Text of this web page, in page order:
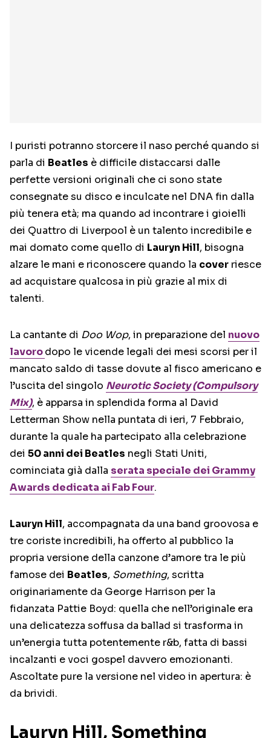
I puristi potranno storcere il naso perché quando si
parla di Beatles è difficile distaccarsi dalle
perfette versioni originali che ci sono state
consegnate su disco e inculcate nel DNA fin dalla
più tenera età; ma quando ad incontrare i gioielli
dei Quattro di Liverpool è un talento incredibile e
mai domato come quello di Lauryn Hill, bisogna
alzare le mani e riconoscere quando la cover riesce
ad acquistare qualcosa in più grazie al mix di
talenti.
La cantante di Doo Wop, in preparazione del nuovo
lavorodopo le vicende legali dei mesi scorsi per il
mancato saldo di tasse dovute al fisco americano e
l’uscita del singolo Neurotic Society (Compulsory
Mix), è apparsa in splendida forma al David
Letterman Show nella puntata di ieri, 7 Febbraio,
durante la quale ha partecipato alla celebrazione
dei 50 anni dei Beatles negli Stati Uniti,
cominciata già dalla serata speciale dei Grammy
Awards dedicata ai Fab Four.
Lauryn Hill, accompagnata da una band groovosa e
tre coriste incredibili, ha offerto al pubblico la
propria versione della canzone d’amore tra le più
famose dei Beatles, Something, scritta
originariamente da George Harrison per la
fidanzata Pattie Boyd: quella che nell’originale era
una delicatezza soffusa da ballad si trasforma in
un’energia tutta potentemente r&b, fatta di bassi
incalzanti e voci gospel davvero emozionanti.
Ascoltate pure la versione nel video in apertura: è
da brividi.
Lauryn Hill, Something